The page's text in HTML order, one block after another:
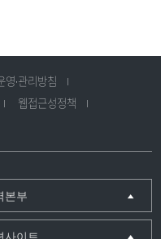
·관리방침
웹접근성정책
본부